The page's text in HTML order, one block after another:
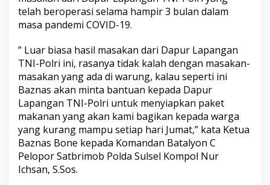
p
u
a
p
a
n
g
a
n
T
N
I
-
P
telah beroperasi selama hampir 3 bulan dalam
masa pandemi COVID-19.
” Luar biasa hasil masakan dari Dapur Lapangan
TNI-Polri ini, rasanya tidak kalah dengan masakan-
masakan yang ada di warung, kalau seperti ini
Baznas akan minta bantuan kepada Dapur
Lapangan TNI-Polri untuk menyiapkan paket
makanan yang akan kami bagikan kepada warga
yang kurang mampu setiap hari Jumat,” kata Ketua
Baznas Bone kepada Komandan Batalyon C
Pelopor Satbrimob Polda Sulsel Kompol Nur
Ichsan, S.Sos.